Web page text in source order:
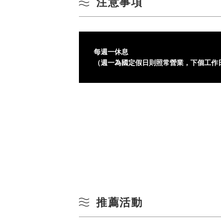
每週一休息
（週一為國定假日則照常營業，下個工作
推薦活動